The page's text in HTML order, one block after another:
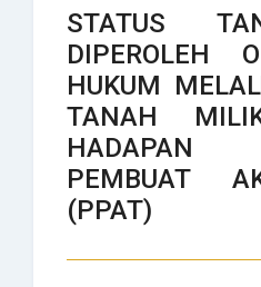
STATUS
DIPEROLEH
HUKUM
TANAH
PEMBUAT
(PPAT)